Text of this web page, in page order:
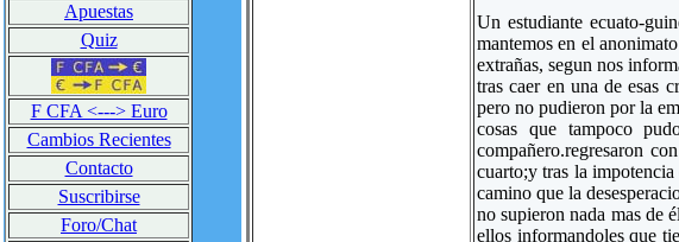
Apuestas
Quiz
F CFA <---> Euro
Cambios Recientes
Contacto
Suscribirse
Foro/Chat
Un estudiante ecuato-
mantemos en el
extrañas, segun nos
tras caer en una de esas
pero no pudieron por la
cosas que tampoco
compañero.regresaron
cuarto;y tras la
camino que la
no supieron nada mas de
ellos informandoles que